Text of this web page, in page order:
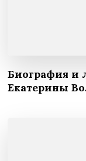
Биография и
Екатерины